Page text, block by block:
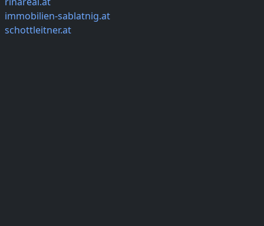
immobilien-sablatnig.at
schottleitner.at